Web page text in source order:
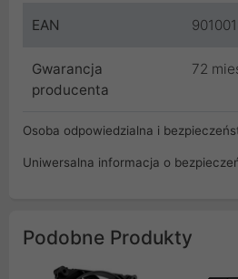
EAN
Gwarancja
producenta
72
Osoba odpowiedzialna i
Uniwersalna informacja o
Podobne Produkty